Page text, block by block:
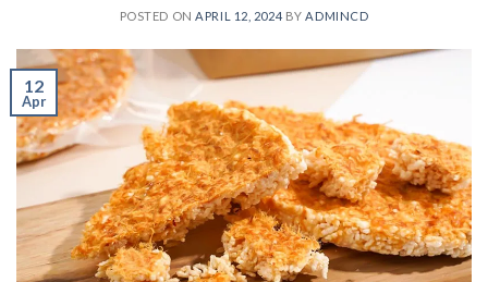
POSTED ON APRIL 12, 2024 BY ADMINCD
12
Apr